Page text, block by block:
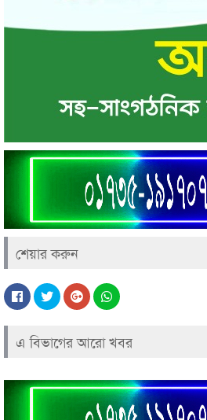
শেয়ার করুন
এ বিভাগের আরো খবর